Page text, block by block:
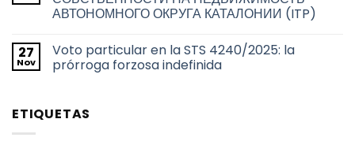
de
Barcelona
títulos
habilitantes
de
uso
turístico
en
TAX
RESIDENCE
2026
TAX
YEAR:
EVALUATION
AND
THE
АВТОНОМНОГО ОКРУГА КАТАЛОНИИ (ITP)
comentarios
en
НАЛОГООБЛОЖЕНИЕ
СОБСТВЕННОСТИ
НА
27
Nov
Voto particular en la STS 4240/2025: la
prórroga forzosa indefinida
en
Voto
ETIQUETAS